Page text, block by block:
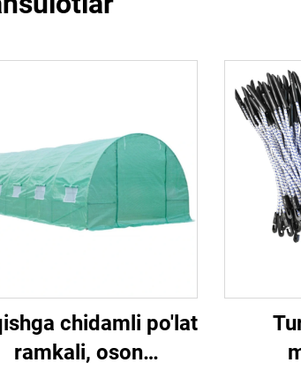
chidamli po'lat
ramkali, oson